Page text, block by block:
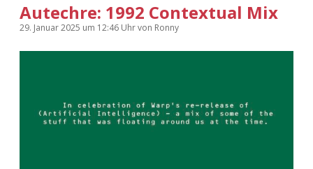
Autechre: 1992 Contextual Mix
29. Januar 2025 um 12:46 Uhrvon Ronny